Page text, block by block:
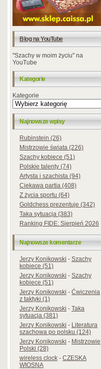
Blog na YouTube
"Szachy w moim życiu" na
YouTube
Kategorie
Kategorie
Najnowsze wpisy
Rubinstein (26)
Mistrzowie świata (226)
Szachy kobiece (51)
Polskie talenty (74)
Artysta i szachista (94)
Ciekawa partia (408)
Z życia sportu (64)
Goldchess prezentuje (342)
Taka sytuacja (383)
Ranking FIDE: Sierpień 2026
Najnowsze komentarze
Jerzy Konikowski-Szachy
kobiece (51)
Jerzy Konikowski-Szachy
kobiece (51)
Jerzy Konikowski-Ćwiczenia
z taktyki (1)
Jerzy Konikowski-Taka
sytuacja (381)
Jerzy Konikowski-Literatura
szachowa po polsku (124)
Jerzy Konikowski-Mistrzowie
Polski (28)
wireless clock-CZESKA
WIOSNA